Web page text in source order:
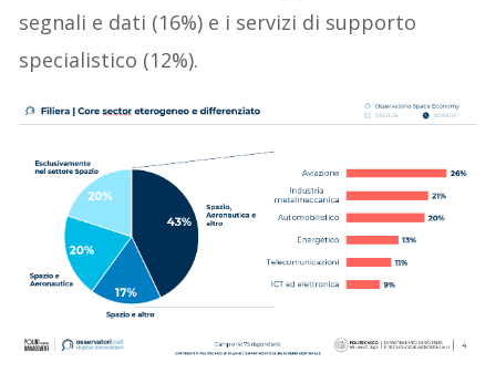
segnali e dati (16%) e i servizi di supporto
specialistico (12%).